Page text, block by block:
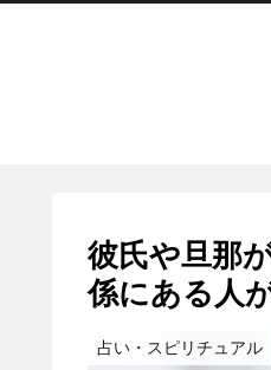
彼氏や旦那
係にある人
占い・スピリチュアル